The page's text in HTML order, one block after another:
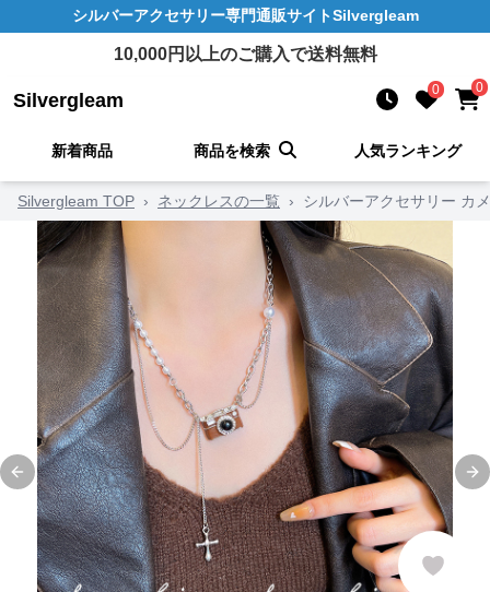
シルバーアクセサリー専門通販サイトSilvergleam
10,000円以上のご購入で送料無料
Silvergleam 0 0
新着商品 商品を検索 人気ランキング
Silvergleam TOP › ネックレスの一覧 › シルバーアクセサリー カ
Previous slide